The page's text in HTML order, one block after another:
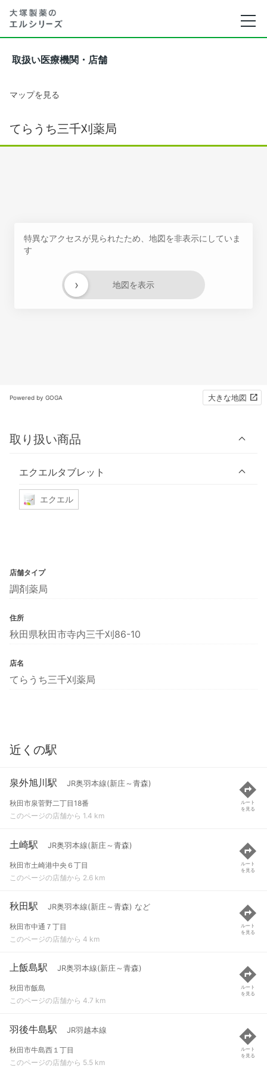
取扱い医療機関・店舗
マップを見る
てらうち三千刈薬局
特異なアクセスが見られたため、地図を非表示にしていま
す
地図を表示
›
Powered by GOGA 大きな地図
取り扱い商品
エクエルタブレット
エクエル
店舗タイプ
調剤薬局
住所
秋田県秋田市寺内三千刈86-10
店名
てらうち三千刈薬局
近くの駅
泉外旭川駅 JR奥羽本線(新庄～青森)
秋田市泉菅野二丁目18番
このページの店舗から 1.4 km
ルート
を見る
土崎駅 JR奥羽本線(新庄～青森)
秋田市土崎港中央６丁目
このページの店舗から 2.6 km
ルート
を見る
秋田駅 JR奥羽本線(新庄～青森) など
秋田市中通７丁目
このページの店舗から 4 km
ルート
を見る
上飯島駅 JR奥羽本線(新庄～青森)
秋田市飯島
このページの店舗から 4.7 km
ルート
を見る
羽後牛島駅 JR羽越本線
秋田市牛島西１丁目
このページの店舗から 5.5 km
ルート
を見る